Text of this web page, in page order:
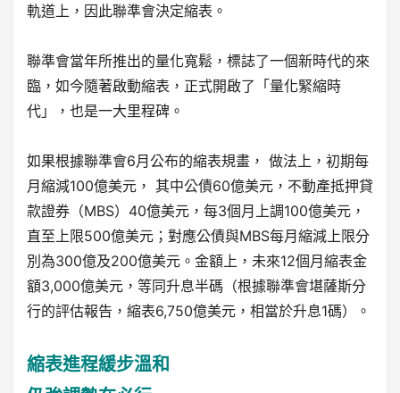
軌道上，因此聯準會決定縮表。
聯準會當年所推出的量化寬鬆，標誌了一個新時代的來
臨，如今隨著啟動縮表，正式開啟了「量化緊縮時
代」，也是一大里程碑。
如果根據聯準會6月公布的縮表規畫， 做法上，初期每
月縮減100億美元， 其中公債60億美元，不動產抵押貸
款證券（MBS）40億美元，每3個月上調100億美元，
直至上限500億美元；對應公債與MBS每月縮減上限分
別為300億及200億美元。金額上，未來12個月縮表金
額3,000億美元，等同升息半碼（根據聯準會堪薩斯分
行的評估報告，縮表6,750億美元，相當於升息1碼）。
縮表進程緩步溫和